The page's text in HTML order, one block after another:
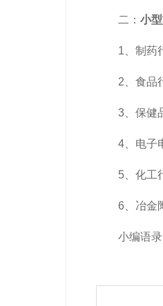
二：小
1、制药行
2、食品行
3、保健品
4、电子电
5、化工行
6、冶金陶
小编语录：